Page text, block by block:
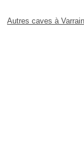
Autres caves à